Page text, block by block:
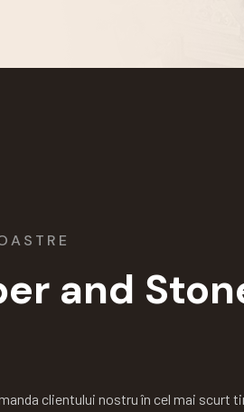
and
clientului nostru în cel mai scurt